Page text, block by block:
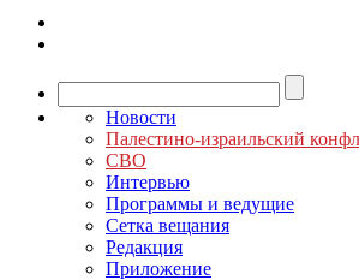
Новости
Палестино-израильский
СВО
Интервью
Программы и ведущие
Сетка вещания
Редакция
Приложение